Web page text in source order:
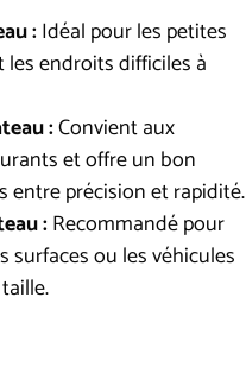
:Idéal pour les petites
les endroits difficiles à
:Convient aux
et offre un bon
entre précision et rapidité.
:Recommandé pour
surfaces ou les véhicules